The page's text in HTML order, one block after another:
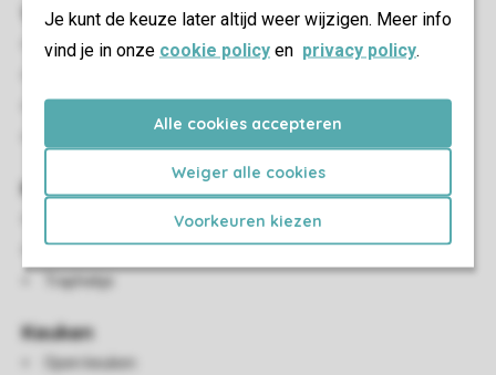
Je kunt de keuze later altijd weer wijzigen. Meer info
vind je in onze cookie policy en privacy policy.
Alle cookies accepteren
Weiger alle cookies
Voorkeuren kiezen
Woon-/eetkamer
Zithoek
Flatscreen-tv
Kindervoorzieningen
Kinderstoel
Keuken
Open keuken